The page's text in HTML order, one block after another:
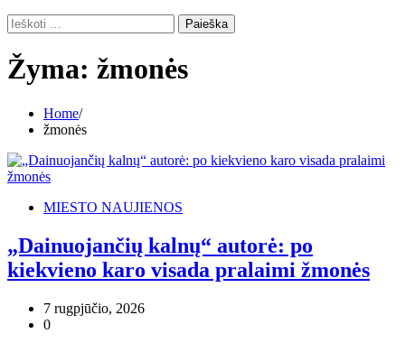
Ieškoti:
Žyma: žmonės
Home
žmonės
MIESTO NAUJIENOS
„Dainuojančių kalnų“ autorė: po
kiekvieno karo visada pralaimi žmonės
7 rugpjūčio, 2026
0